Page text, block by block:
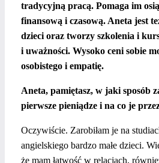
tradycyjną pracą. Pomaga im
finansową i czasową. Aneta jest
dzieci oraz tworzy szkolenia i
i uważności. Wysoko ceni sobie
osobistego i empatię.
Aneta, pamiętasz, w jaki sposób
pierwsze pieniądze i na co je
Oczywiście. Zarobiłam je na
angielskiego bardzo małe dzieci.
że mam łatwość w relacjach,